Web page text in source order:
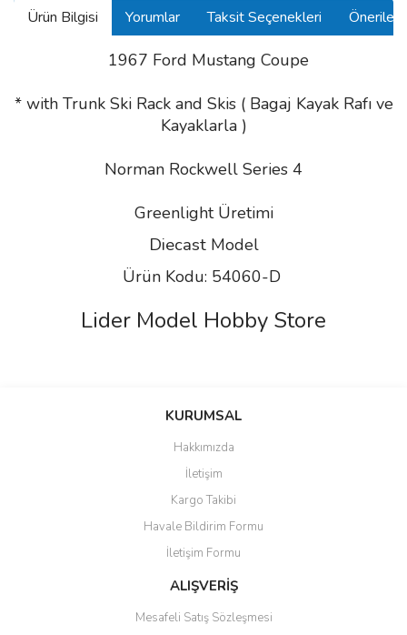
Ürün Bilgisi Yorumlar Taksit Seçenekleri
1967 Ford Mustang Coupe
* with Trunk Ski Rack and Skis ( Bagaj Kayak Rafı ve
Kayaklarla )
Norman Rockwell Series 4
Greenlight Üretimi
Diecast Model
Ürün Kodu: 54060-D
Lider Model Hobby Store
Bu ürüne ilk yorumu siz yapın!
Yorum Yaz
Ürün resmi kalitesiz, bozuk veya görüntülenemiyor.
Ürün açıklamasında eksik bilgiler bulunuyor.
Ürün bilgilerinde hatalar bulunuyor.
Ürün fiyatı diğer sitelerden daha pahalı.
Bu ürüne benzer farklı alternatifler olmalı.
KURUMSAL
Hakkımızda
İletişim
Kargo Takibi
Havale Bildirim Formu
İletişim Formu
ALIŞVERİŞ
Mesafeli Satış Sözleşmesi